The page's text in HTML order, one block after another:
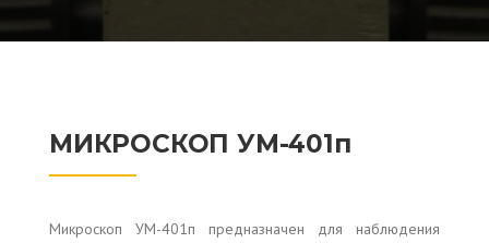
МИКРОСКОП УМ-401п
Микроскоп УМ-401п предназначен для наблюдения